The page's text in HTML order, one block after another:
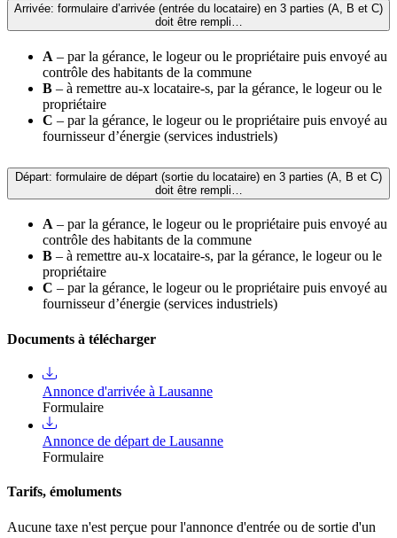
Arrivée: formulaire d’arrivée (entrée du locataire) en 3 parties (A, B et C)
doit être rempli…
A – par la gérance, le logeur ou le propriétaire puis envoyé au
contrôle des habitants de la commune
B – à remettre au-x locataire-s, par la gérance, le logeur ou le
propriétaire
C – par la gérance, le logeur ou le propriétaire puis envoyé au
fournisseur d’énergie (services industriels)
Départ: formulaire de départ (sortie du locataire) en 3 parties (A, B et C)
doit être rempli…
A – par la gérance, le logeur ou le propriétaire puis envoyé au
contrôle des habitants de la commune
B – à remettre au-x locataire-s, par la gérance, le logeur ou le
propriétaire
C – par la gérance, le logeur ou le propriétaire puis envoyé au
fournisseur d’énergie (services industriels)
Documents à télécharger
Annonce d'arrivée à Lausanne
Formulaire
Annonce de départ de Lausanne
Formulaire
Tarifs, émoluments
Aucune taxe n'est perçue pour l'annonce d'entrée ou de sortie d'un